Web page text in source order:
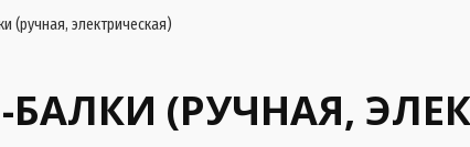
(ручная, электрическая)
(РУЧНАЯ,